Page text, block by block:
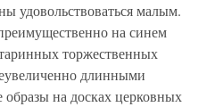
удовольствоваться малым.
на синем
торжественных
длинными
на досках церковных